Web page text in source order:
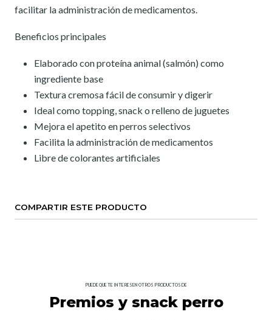
facilitar la administración de medicamentos.
Beneficios principales
Elaborado con proteína animal (salmón) como
ingrediente base
Textura cremosa fácil de consumir y digerir
Ideal como topping, snack o relleno de juguetes
Mejora el apetito en perros selectivos
Facilita la administración de medicamentos
Libre de colorantes artificiales
COMPARTIR ESTE PRODUCTO
PUEDE QUE TE INTERESEN OTROS PRODUCTOS DE
Premios y snack perro